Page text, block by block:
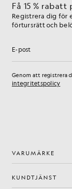
Få 15 %
Registrera dig för
förtursrätt och
E-postadress
Genom att registrera
integritetspolicy
VARUMÄRKE
KUNDTJÄNST